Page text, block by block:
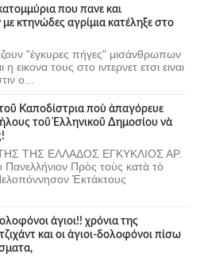
που πανε και
κτηνώδες αγρίμια κατέληξε στο
"έγκυρες πήγες" μισάνθρωπων
η εικονα τους στο ιντερνετ ετσι ειναι
ο...
Καποδίστρια ποὺ ἀπαγόρευε
τοῦ Ἑλληνικοῦ Δημοσίου νὰ
ΤΗΣ ΕΛΛΑΔΟΣ ΕΓΚΥΚΛΙΟΣ ΑΡ.
Πρὸς τοὺς κατὰ τὸ
Ἐκτάκτους
άγιοι!! χρόνια της
και οι άγιοι-δολοφόνοι πίσω